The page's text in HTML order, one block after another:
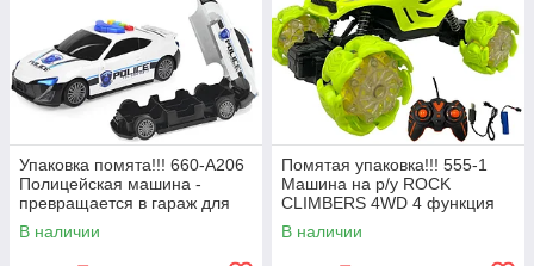
Упаковка помята!!! 660-A206
Полицейская машина -
превращается в гараж для
машин 36*18см
В наличии
Помятая упаковка!!! 555-1
Машина на р/у ROCK
CLIMBERS 4WD 4 функция
27*11см
В наличии